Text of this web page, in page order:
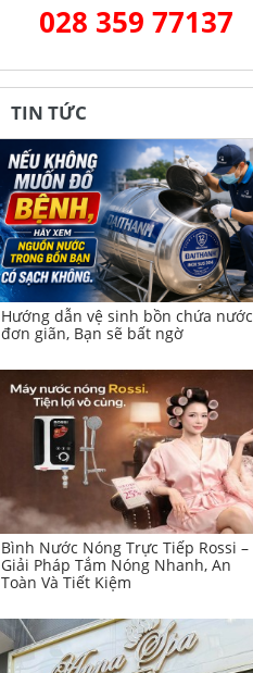
028 359 77137
TIN TỨC
Hướng dẫn vệ sinh bồn chứa nước
đơn giãn, Bạn sẽ bất ngờ
Bình Nước Nóng Trực Tiếp Rossi –
Giải Pháp Tắm Nóng Nhanh, An
Toàn Và Tiết Kiệm